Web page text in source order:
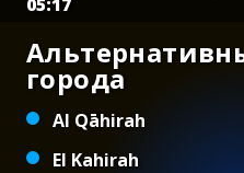
города
Al Qāhirah
El Kahirah